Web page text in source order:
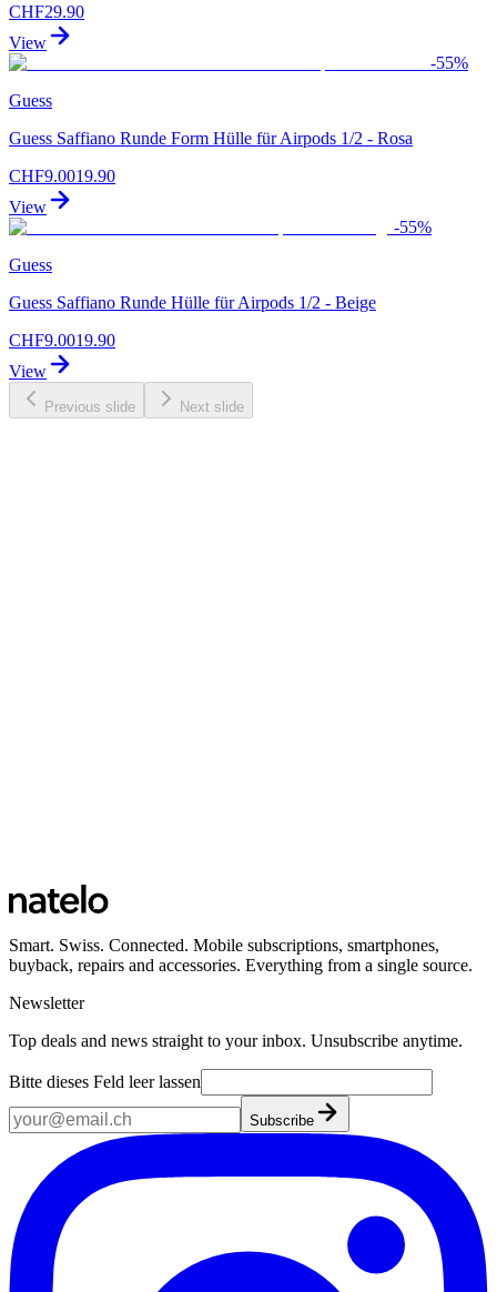
CHF29.90
View
-55%
Guess
Guess Saffiano Runde Form Hülle für Airpods 1/2 - Rosa
CHF9.0019.90
View
-55%
Guess
Guess Saffiano Runde Hülle für Airpods 1/2 - Beige
CHF9.0019.90
View
Previous slide Next slide
Smart. Swiss. Connected. Mobile subscriptions, smartphones,
buyback, repairs and accessories. Everything from a single source.
Newsletter
Top deals and news straight to your inbox. Unsubscribe anytime.
Bitte dieses Feld leer lassen
Subscribe